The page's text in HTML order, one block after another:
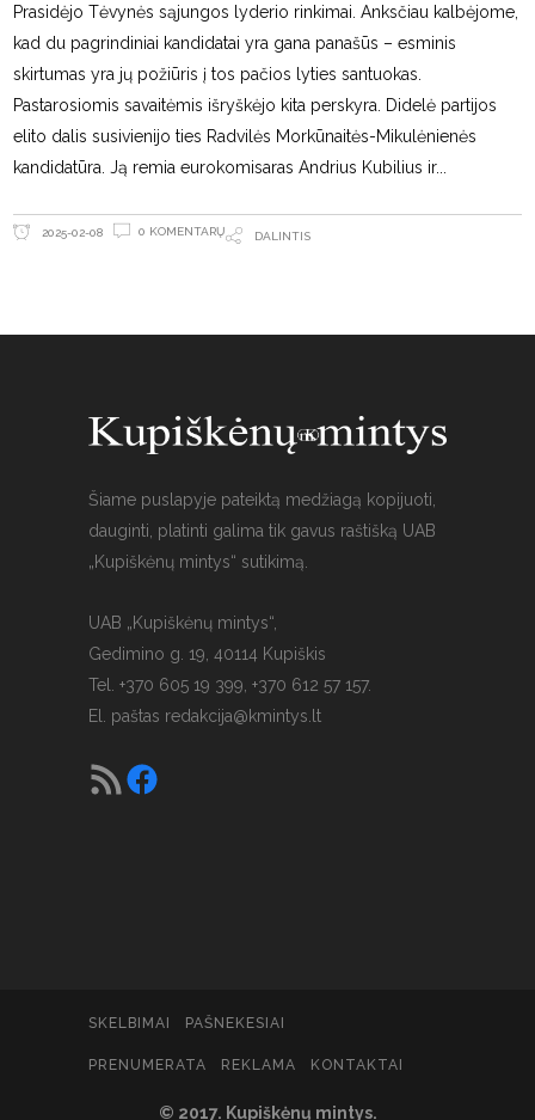
Prasidėjo Tėvynės sąjungos lyderio rinkimai. Anksčiau kalbėjome,
kad du pagrindiniai kandidatai yra gana panašūs – esminis
skirtumas yra jų požiūris į tos pačios lyties santuokas.
Pastarosiomis savaitėmis išryškėjo kita perskyra. Didelė partijos
elito dalis susivienijo ties Radvilės Morkūnaitės-Mikulėnienės
kandidatūra. Ją remia eurokomisaras Andrius Kubilius ir
2025-02-08 0 KOMENTARŲ DALINTIS
Šiame puslapyje pateiktą medžiagą kopijuoti,
dauginti, platinti galima tik gavus raštišką UAB
„Kupiškėnų mintys“ sutikimą.
UAB „Kupiškėnų mintys“,
Gedimino g. 19, 40114 Kupiškis
Tel. +370 605 19 399, +370 612 57 157.
El. paštas redakcija@kmintys.lt
SKELBIMAI PAŠNEKESIAI
© 2017. Kupiškėnų mintys.
PRENUMERATA REKLAMA KONTAKTAI